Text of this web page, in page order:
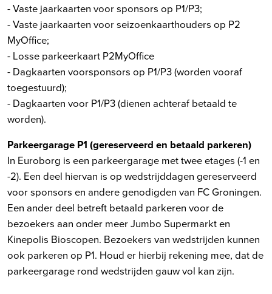
- Vaste jaarkaarten voor sponsors op P1/P3;
- Vaste jaarkaarten voor seizoenkaarthouders op P2
MyOffice;
- Losse parkeerkaart P2MyOffice
- Dagkaarten voorsponsors op P1/P3 (worden vooraf
toegestuurd);
- Dagkaarten voor P1/P3 (dienen achteraf betaald te
worden).
Parkeergarage P1 (gereserveerd en betaald parkeren)
In Euroborg is een parkeergarage met twee etages (-1 en
-2). Een deel hiervan is op wedstrijddagen gereserveerd
voor sponsors en andere genodigden van FC Groningen.
Een ander deel betreft betaald parkeren voor de
bezoekers aan onder meer Jumbo Supermarkt en
Kinepolis Bioscopen. Bezoekers van wedstrijden kunnen
ook parkeren op P1. Houd er hierbij rekening mee, dat de
parkeergarage rond wedstrijden gauw vol kan zijn.